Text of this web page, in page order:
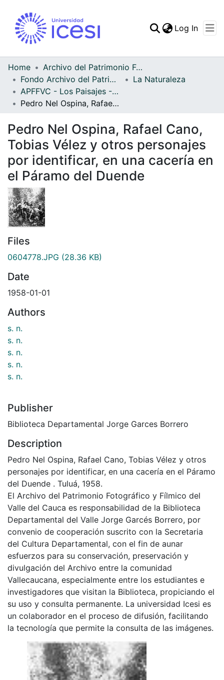
Statistics
Log In
Home
Archivo del Patrimonio Fotográfico y Fílmico del Valle del Cauca
Fondo Archivo del Patrimonio Fotográfico y Fílmico del Valle del Cauca
La Naturaleza
APFFVC - Los Paisajes - Patrimonial
Pedro Nel Ospina, Rafael Cano, Tobias Vélez y otros personajes por identificar, en una cacería en el Páramo del Duende
Pedro Nel Ospina, Rafael Cano,
Tobias Vélez y otros personajes
por identificar, en una cacería en
el Páramo del Duende
Files
0604778.JPG (28.36 KB)
Date
1958-01-01
Authors
s. n.
s. n.
s. n.
s. n.
s. n.
Publisher
Biblioteca Departamental Jorge Garces Borrero
Description
Pedro Nel Ospina, Rafael Cano, Tobias Vélez y otros
personajes por identificar, en una cacería en el Páramo
del Duende . Tuluá, 1958.
El Archivo del Patrimonio Fotográfico y Fílmico del
Valle del Cauca es responsabilidad de la Biblioteca
Departamental del Valle Jorge Garcés Borrero, por
convenio de cooperación suscrito con la Secretaria
del Cultura Departamental, con el fin de aunar
esfuerzos para su conservación, preservación y
divulgación del Archivo entre la comunidad
Vallecaucana, especialmente entre los estudiantes e
investigadores que visitan la Biblioteca, propiciando el
su uso y consulta permanente. La universidad Icesi es
un colaborador en el proceso de difusión, facilitando
la tecnología que permite la consulta de las imágenes.